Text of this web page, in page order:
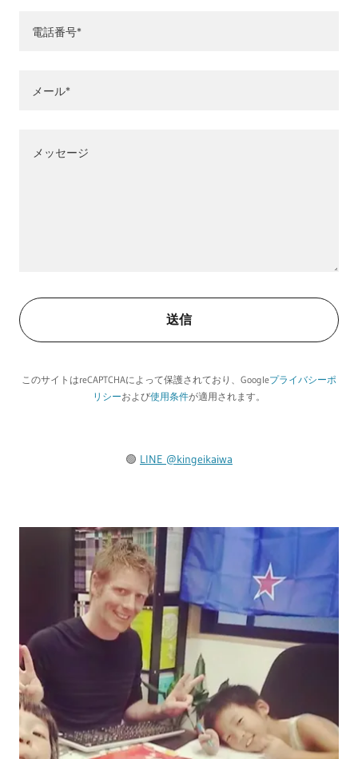
電話番号*
メール*
送信
このサイトはreCAPTCHAによって保護されており、Googleプライバシーポ
リシーおよび使用条件が適用されます。
🟢 LINE @kingeikaiwa